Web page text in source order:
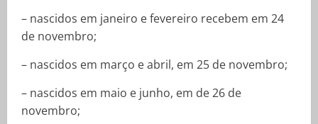
– nascidos em janeiro e fevereiro recebem em 24
de novembro;
– nascidos em março e abril, em 25 de novembro;
– nascidos em maio e junho, em de 26 de
novembro;